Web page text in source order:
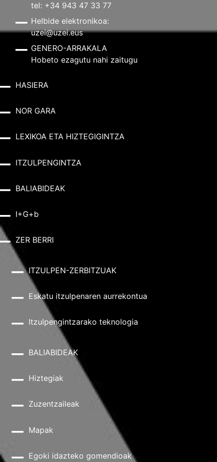
tel: +34 943 47 33 77
Helbide elektronikoa:
uzei@uzei.eus
GENERO-ARRAKALA
Hobeto ezagutu nahi zaitugu
HASIERA
NOR GARA
LEXIKOA ETA HIZTEGIGINTZA
ITZULPENGINTZA
BALIABIDEAK
I+G+b
ZER BERRI
ITZULPEN-ZERBITZUAK
Eskatu itzulpenaren aurrekontua
Itzulpengintzarako teknologia
BALIABIDEAK
Hiztegiak
Zuzentzaileak
Mapak
Egoki idazteko gomendioak